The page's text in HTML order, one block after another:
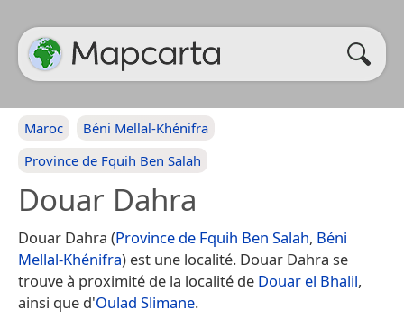
Maroc
Béni Mellal-Khénifra
Province de Fquih Ben Salah
Douar Dahra
Douar Dahra (Province de Fquih Ben Salah, Béni
Mellal-Khénifra) est une localité. Douar Dahra se
trouve à proximité de la localité de Douar el Bhalil,
ainsi que d'Oulad Slimane.